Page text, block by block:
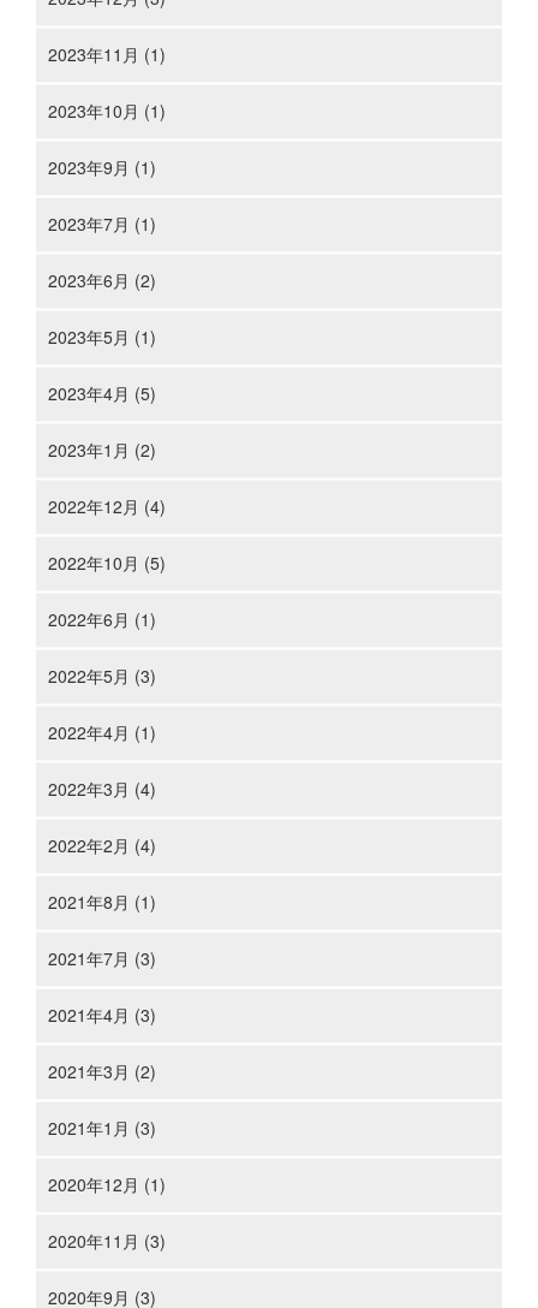
2023年11月 (1)
2023年10月 (1)
2023年9月 (1)
2023年7月 (1)
2023年6月 (2)
2023年5月 (1)
2023年4月 (5)
2023年1月 (2)
2022年12月 (4)
2022年10月 (5)
2022年6月 (1)
2022年5月 (3)
2022年4月 (1)
2022年3月 (4)
2022年2月 (4)
2021年8月 (1)
2021年7月 (3)
2021年4月 (3)
2021年3月 (2)
2021年1月 (3)
2020年12月 (1)
2020年11月 (3)
2020年9月 (3)